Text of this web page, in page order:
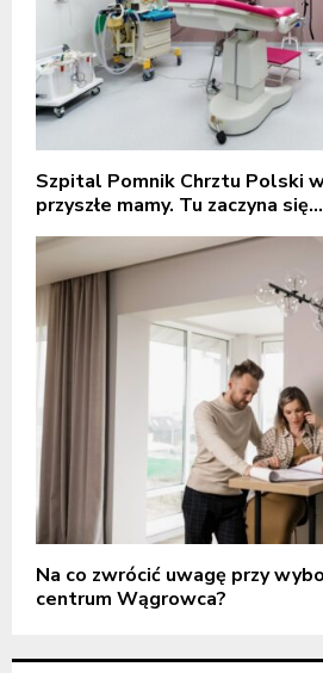
Szpital Pomnik Chrztu Polski
przyszłe mamy. Tu zaczyna się...
Na co zwrócić uwagę przy
centrum Wągrowca?